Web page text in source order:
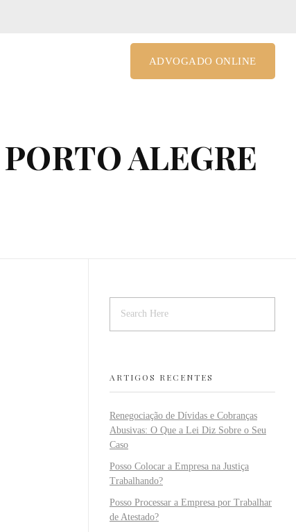
ADVOGADO ONLINE
ALEGRE
ARTIGOS RECENTES
Renegociação de Dívidas e Cobranças
Abusivas: O Que a Lei Diz Sobre o Seu
Caso
Posso Colocar a Empresa na Justiça
Trabalhando?
Posso Processar a Empresa por Trabalhar
de Atestado?